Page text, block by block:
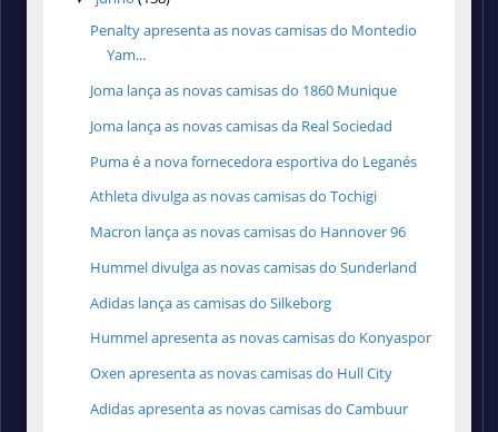
Penalty apresenta as novas camisas do Montedio
Yam...
Joma lança as novas camisas do 1860 Munique
Joma lança as novas camisas da Real Sociedad
Puma é a nova fornecedora esportiva do Leganés
Athleta divulga as novas camisas do Tochigi
Macron lança as novas camisas do Hannover 96
Hummel divulga as novas camisas do Sunderland
Adidas lança as camisas do Silkeborg
Hummel apresenta as novas camisas do Konyaspor
Oxen apresenta as novas camisas do Hull City
Adidas apresenta as novas camisas do Cambuur